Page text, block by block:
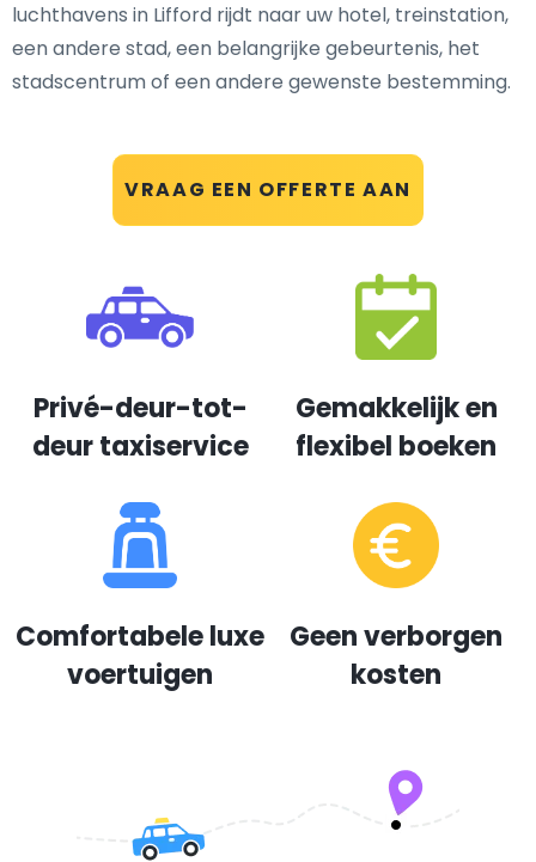
VRAAG EEN OFFERTE AAN
luchthavens in Lifford rijdt naar uw hotel, treinstation,
een andere stad, een belangrijke gebeurtenis, het
stadscentrum of een andere gewenste bestemming.
Privé-deur-tot-
deur taxiservice
Gemakkelijk en
flexibel boeken
Comfortabele luxe
voertuigen
Geen verborgen
kosten